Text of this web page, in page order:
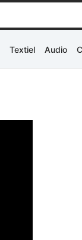
Textiel Audio